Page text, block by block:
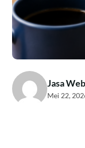
Jasa
Mei 22,